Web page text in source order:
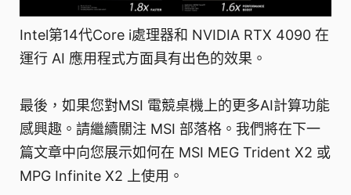
Intel第14代Core i處理器和 NVIDIA RTX 4090 在
運行 AI 應用程式方面具有出色的效果。
最後，如果您對MSI 電競桌機上的更多AI計算功能
感興趣。請繼續關注 MSI 部落格。我們將在下一
篇文章中向您展示如何在 MSI MEG Trident X2 或
MPG Infinite X2 上使用。